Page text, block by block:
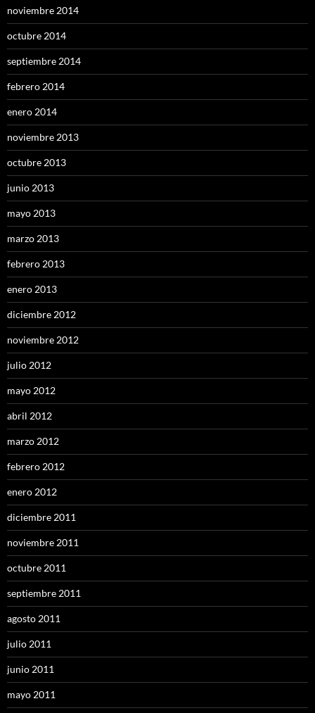
noviembre 2014
octubre 2014
septiembre 2014
febrero 2014
enero 2014
noviembre 2013
octubre 2013
junio 2013
mayo 2013
marzo 2013
febrero 2013
enero 2013
diciembre 2012
noviembre 2012
julio 2012
mayo 2012
abril 2012
marzo 2012
febrero 2012
enero 2012
diciembre 2011
noviembre 2011
octubre 2011
septiembre 2011
agosto 2011
julio 2011
junio 2011
mayo 2011